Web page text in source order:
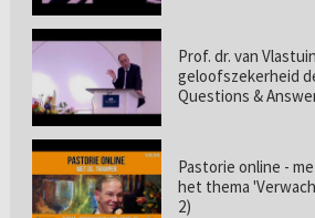
Prof. dr. van
geloofszekerheid
Questions &
Pastorie online -
het thema
2)